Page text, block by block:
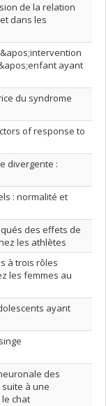
de la relation
dans les
ayant
du syndrome
of response to
divergente :
: normalité et
des effets de
les athlètes
à trois rôles
les femmes au
ayant
des
à une
chat